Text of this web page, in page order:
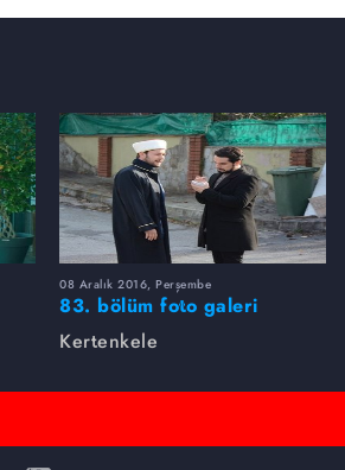
08 Aralık 2016, Perşembe
83. bölüm foto galeri
Kertenkele